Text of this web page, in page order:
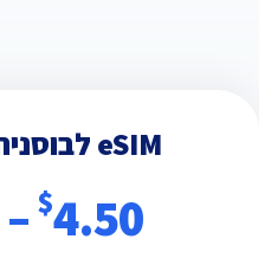
eSIM לבוסניה והרצגובינה
$4.50
–